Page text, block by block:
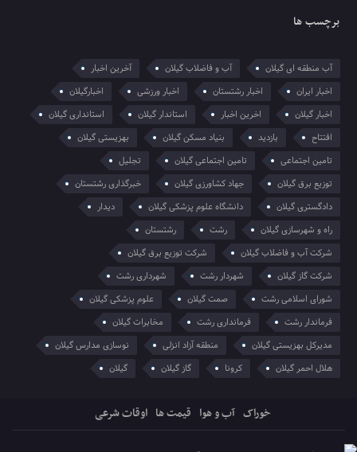
برچسب ها
آب منطقه ای گیلان آب و فاضلاب گیلان
آخرین اخبار
اخبار ایران
اخبار رشتستان اخبار ورزشی
اخبارگیلان
اخبار گیلان
اخرین اخبار استاندار گیلان
استانداری گیلان
افتتاح
بازدید بنیاد مسکن گیلان
بهزیستی گیلان
تامین اجتماعی
تامین اجتماعی گیلان
تجلیل
توزیع برق گیلان
جهاد کشاورزی گیلان
خبرگذاری رشتستان
دادگستری گیلان
دانشگاه علوم پزشکی گیلان
دیدار
راه و شهرسازی گیلان
رشت
رشتستان
شرکت آب و فاضلاب گیلان
شرکت توزیع برق گیلان
شرکت گاز گیلان
شهردار رشت
شهرداری رشت
شورای اسلامی رشت
صمت گیلان
علوم پزشکی گیلان
فرماندار رشت
فرمانداری رشت
مخابرات گیلان
مدیرکل بهزیستی گیلان
منطقه آزاد انزلی
نوسازی مدارس گیلان
هلال احمر گیلان
کرونا گاز گیلان گیلان
خوراک آب و هوا قیمت ها اوقات شرعی